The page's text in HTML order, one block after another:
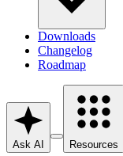
Downloads
Changelog
Roadmap
Ask AI Resources